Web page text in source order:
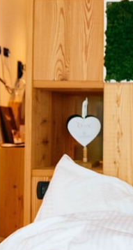
Gli ospiti che desiderano
Informazioni importanti
Disponibilità: Il servizio è
Il late check-out è un
Prenotazione: Si consiglia
possibile richiedere un late
è possibile prolungare il
Il servizio di late check-out è
Sì, il late check-out è un servizio